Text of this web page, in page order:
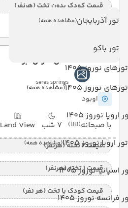
تور آذربایجان(مشاهده همه)
تور باکو
تورهای نوروز 1405
تورهای نوروز 1405
(مشاهده همه)
اروپا نوروز 1405
تور اروپا نوروز 1405 (مشاهده همه)
اسپانیا نوروز 1405
فرانسه نوروز 1405
قیمت کودک بدون تخت (هرنفر)
هتل سرس ابود
seres springs
اوبود
با صبحانه(BB) 7 شب Land View
قیمت 2 تخته (هرنفر)
قیمت 1 تخته (هرنفر)
قیمت کودک با تخت (هر نفر)